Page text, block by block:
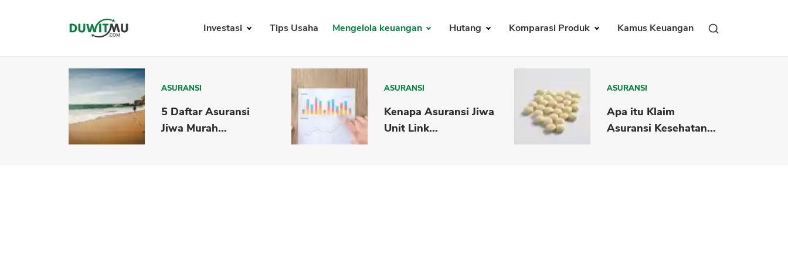
Investasi Tips Usaha Mengelola keuangan Hutang Komparasi Produk Kamus Keuangan
ASURANSI
5 Daftar Asuransi
Jiwa Murah...
ASURANSI
Kenapa Asuransi Jiwa
Unit Link...
ASURANSI
Apa itu Klaim
Asuransi Kesehatan...